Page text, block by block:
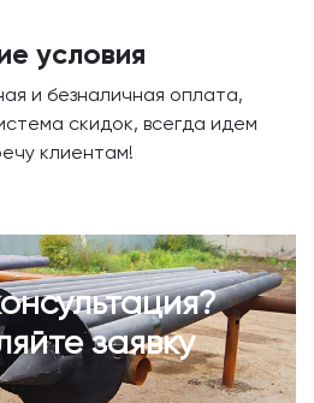
условия
и безналичная оплата,
скидок, всегда идем
клиентам!
заявку